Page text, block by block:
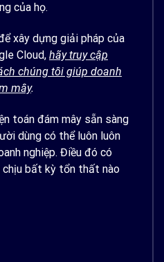
của họ.
xây dựng giải pháp của
Cloud, hãy truy cập
chúng tôi giúp doanh
mây.
toán đám mây sẵn sàng
dùng có thể luôn luôn
nghiệp. Điều đó có
chịu bất kỳ tổn thất nào